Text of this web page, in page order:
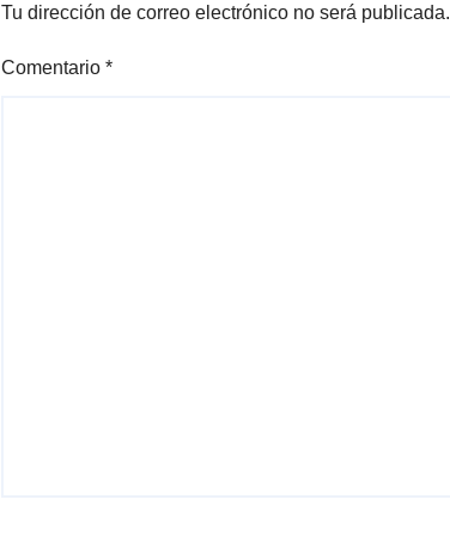
Tu dirección de correo electrónico no será publicada.
Comentario *